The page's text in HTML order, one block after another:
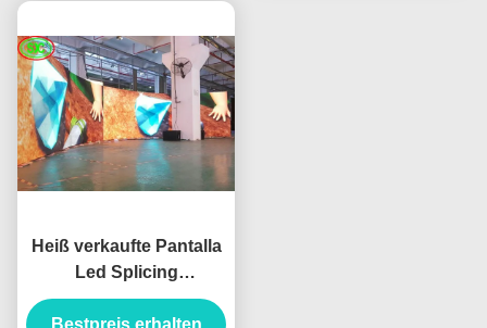
Heiß verkaufte Pantalla
Led Splicing
Vermietung P481 P391